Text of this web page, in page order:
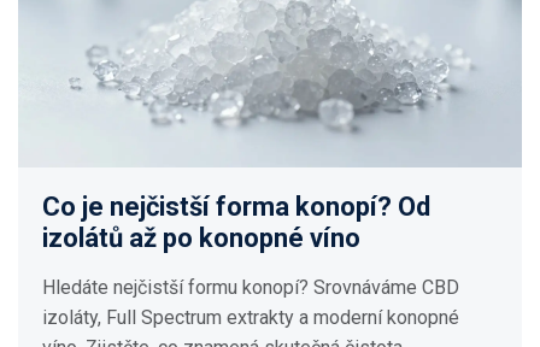
Co je nejčistší forma konopí? Od
izolátů až po konopné víno
Hledáte nejčistší formu konopí? Srovnáváme CBD
izoláty, Full Spectrum extrakty a moderní konopné